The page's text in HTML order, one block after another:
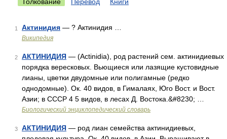
1 Актинидия — ? Актинидия …
Википедия
2 АКТИНИДИЯ — (Actinidia), род растений сем. актинидиевых
порядка вересковых. Вьющиеся или лазящие кустовидные
лианы, цветки двудомные или полигамные (редко
однодомные). Ок. 40 видов, в Гималаях, Юго Вост. и Вост.
Азии; в СССР 4 5 видов, в лесах Д. Востока.&#8230; …
Биологический энциклопедический словарь
3 АКТИНИДИЯ — род лиан семейства актинидиевых,